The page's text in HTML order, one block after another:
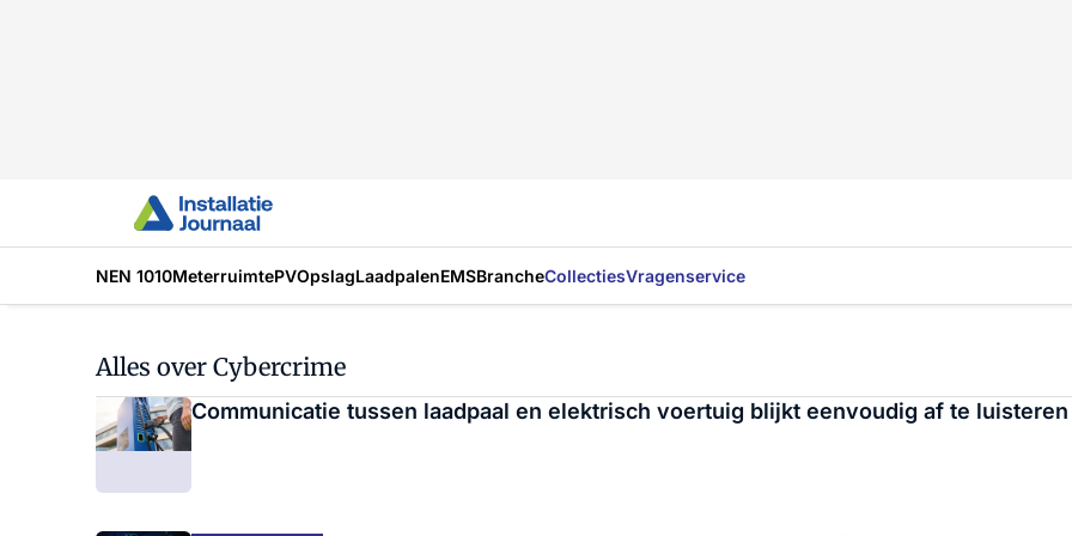
NEN 1010MeterruimtePVOpslagLaadpalenEMSBrancheCollectiesVragenservice
Alles over Cybercrime
Communicatie tussen laadpaal en elektrisch voertuig blijkt eenvoudig af te luisteren